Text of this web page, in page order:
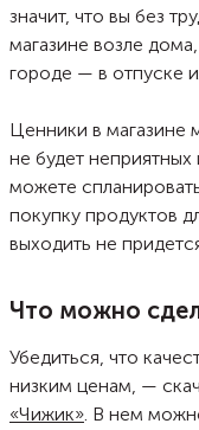
значит, что вы без
магазине возле
городе — в отпуске
Ценники в магазине
не будет
можете
покупку продуктов
выходить не
Что можно
Убедиться, что
низким ценам, —
«Чижик». В нем